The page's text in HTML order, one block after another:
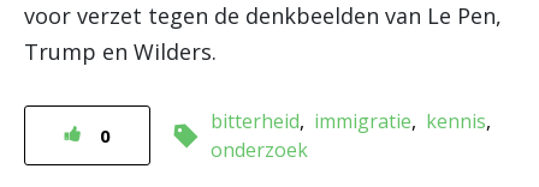
voor verzet tegen de denkbeelden van Le Pen,
Trump en Wilders.
0
bitterheid immigratie
kennis
onderzoek